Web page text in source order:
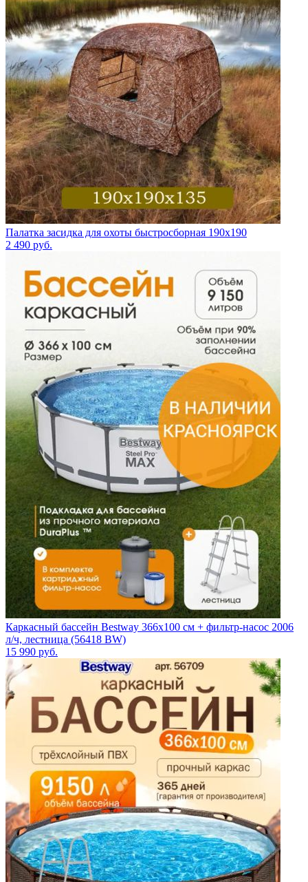
Палатка засидка для охоты быстросборная 190х190
2 490 руб.
Каркасный бассейн Bestway 366х100 см + фильтр-насос 2006
л/ч, лестница (56418 BW)
15 990 руб.